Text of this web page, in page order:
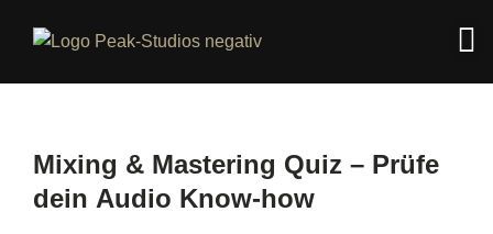
Mixing & Mastering Quiz – Prüfe
dein Audio Know‑how